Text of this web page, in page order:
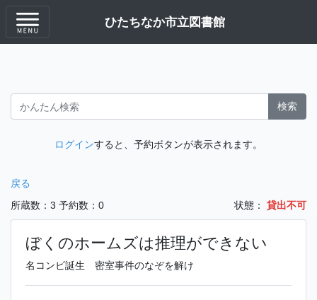
ひたちなか市立図書館
検索
ログインすると、予約ボタンが表示されます。
戻る
所蔵数：3 予約数：0 状態： 貸出不可
ぼくのホームズは推理ができない
名コンビ誕生 密室事件のなぞを解け